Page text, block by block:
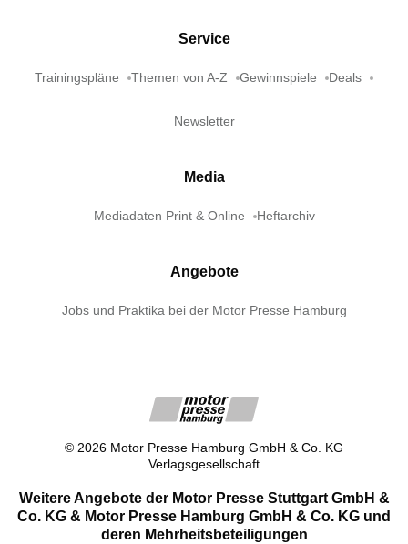
Service
Trainingspläne Themen von A-Z Gewinnspiele Deals
Newsletter
Media
Mediadaten Print & Online Heftarchiv
Angebote
Jobs und Praktika bei der Motor Presse Hamburg
© 2026 Motor Presse Hamburg GmbH & Co. KG
Verlagsgesellschaft
Weitere Angebote der Motor Presse Stuttgart GmbH &
Co. KG & Motor Presse Hamburg GmbH & Co. KG und
deren Mehrheitsbeteiligungen